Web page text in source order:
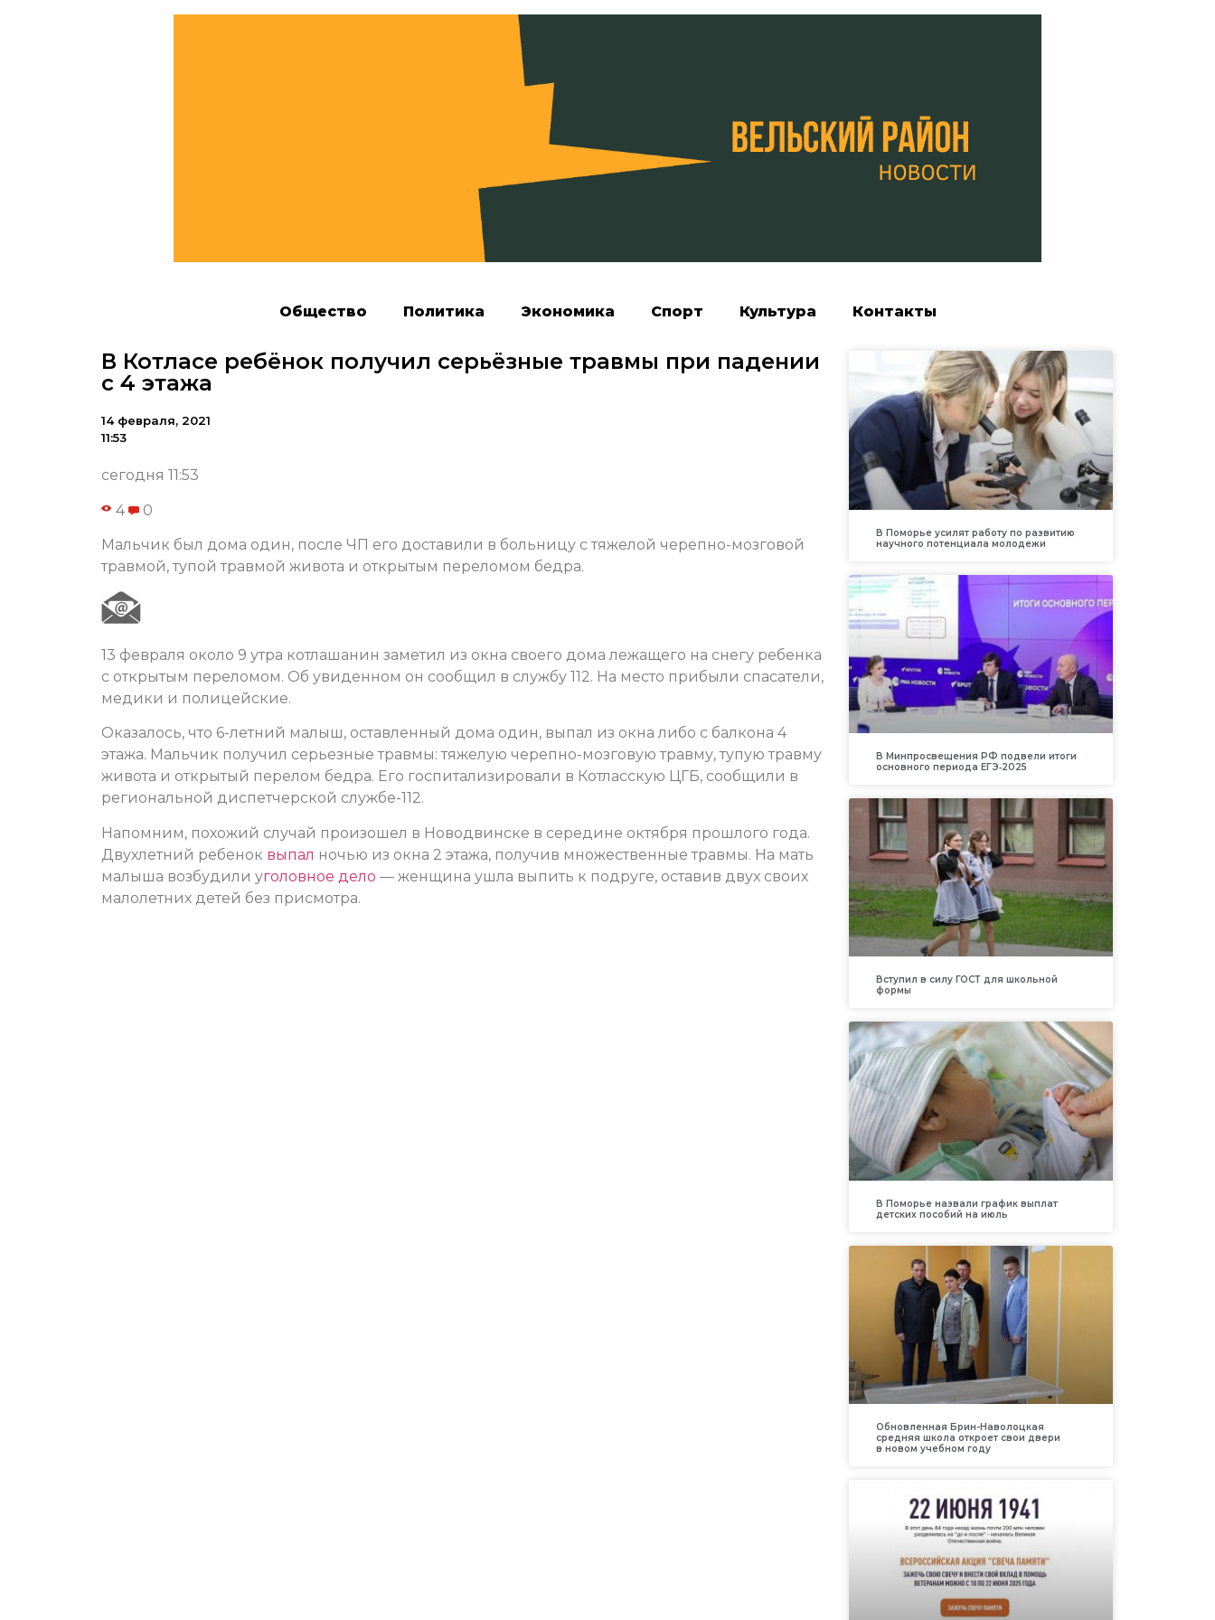
Общество Политика Экономика Спорт Культура Контакты
В Котласе ребёнок получил серьёзные травмы при падении
с 4 этажа
14 февраля, 2021
11:53
сегодня 11:53
4 0
Мальчик был дома один, после ЧП его доставили в больницу с тяжелой черепно-мозговой
травмой, тупой травмой живота и открытым переломом бедра.
13 февраля около 9 утра котлашанин заметил из окна своего дома лежащего на снегу ребенка
с открытым переломом. Об увиденном он сообщил в службу 112. На место прибыли спасатели,
медики и полицейские.
Оказалось, что 6-летний малыш, оставленный дома один, выпал из окна либо с балкона 4
этажа. Мальчик получил серьезные травмы: тяжелую черепно-мозговую травму, тупую травму
живота и открытый перелом бедра. Его госпитализировали в Котласскую ЦГБ, сообщили в
региональной диспетчерской службе-112.
Напомним, похожий случай произошел в Новодвинске в середине октября прошлого года.
Двухлетний ребенок выпал ночью из окна 2 этажа, получив множественные травмы. На мать
малыша возбудили уголовное дело — женщина ушла выпить к подруге, оставив двух своих
малолетних детей без присмотра.
В Поморье усилят работу по развитию
научного потенциала молодежи
В Минпросвещения РФ подвели итоги
основного периода ЕГЭ‑2025
Вступил в силу ГОСТ для школьной
формы
В Поморье назвали график выплат
детских пособий на июль
Обновленная Брин-Наволоцкая
средняя школа откроет свои двери
в новом учебном году